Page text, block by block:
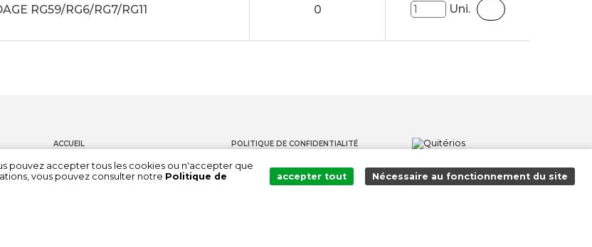
RG59/RG6/RG7/RG11 0 Uni.
ACCUEIL
DOCUMENTATION
POLITIQUE DE CONFIDENTIALITÉ
CHAÎNE DES LANCEURS D'ALERTE
pouvez accepter tous les cookies ou n'accepter que
vous pouvez consulter notre Politique de
accepter tout Nécessaire au fonctionnement du site